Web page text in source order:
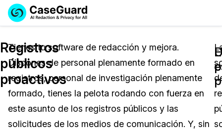
Licencia de CaseGuard Studio
Precios de Redacción a Pedido
Soluciones
Redacción de vídeos
Redacción de documentos
Industrias
Cuerpos Policiales
Precios
Demo
English
Español
Registros
públicos
proactivos
Tienes tu software de redacción y mejora.
Dispones de personal plenamente formado en
registros, personal de investigación plenamente
formado, tienes la pelota rodando con fuerza en
este asunto de los registros públicos y las
solicitudes de los medios de comunicación. Y, sin